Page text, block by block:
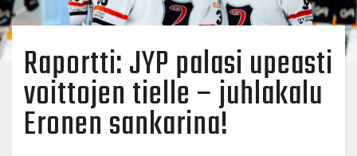
Raportti: JYP palasi upeasti
voittojen tielle – juhlakalu
Eronen sankarina!